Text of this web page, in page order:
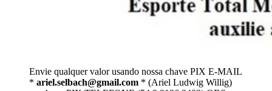
Envie qualquer valor usando nossa chave PIX E-MAIL
* ariel.selbach@gmail.com * (Ariel Ludwig Willig)